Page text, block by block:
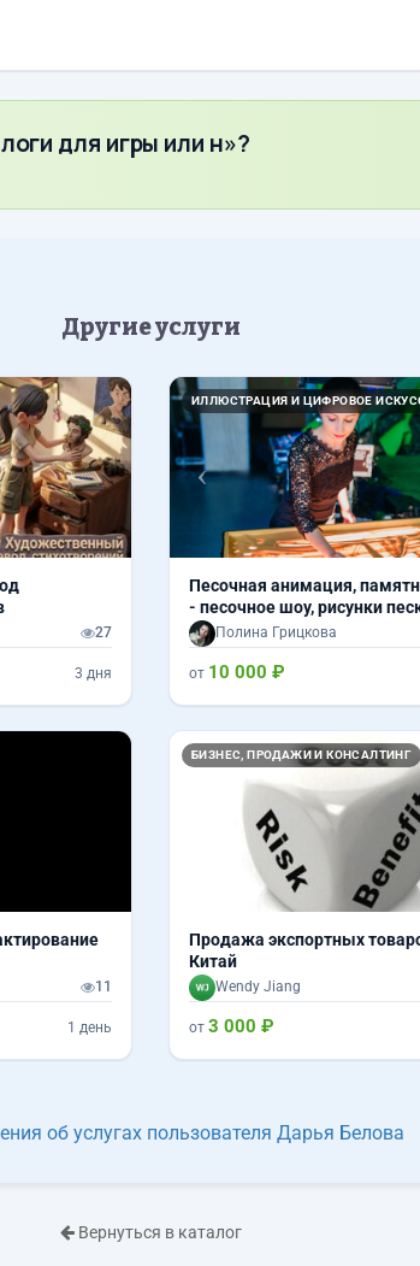
для игры или н»?
Другие услуги
27
3 дня
ИЛЛЮСТРАЦИЯ И ЦИФРОВОЕ
Назад
Песочная анимация,
- песочное шоу, рисунки
Полина Грицкова
от 10 000 ₽
11
1 день
БИЗНЕС, ПРОДАЖИ И КОНСАЛТИНГ
Продажа экспортных
Китай
Wendy Jiang
от 3 000 ₽
об услугах пользователя Дарья Белова
Вернуться в каталог